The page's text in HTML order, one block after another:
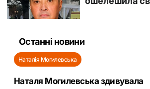
Останні новини
Наталія Могилевська
Наталя Могилевська здивувала